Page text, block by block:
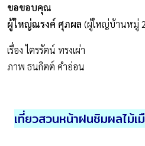
ขอขอบคุณ
ผู้ใหญ่ณรงค์ ศุภผล (ผู้ใหญ่บ้านหมู่
เรื่อง ไตรรัตน์ ทรงเผ่า
ภาพ ธนกิตต์ คำอ่อน
เที่ยวสวนหน้าฝนชิมผลไม้